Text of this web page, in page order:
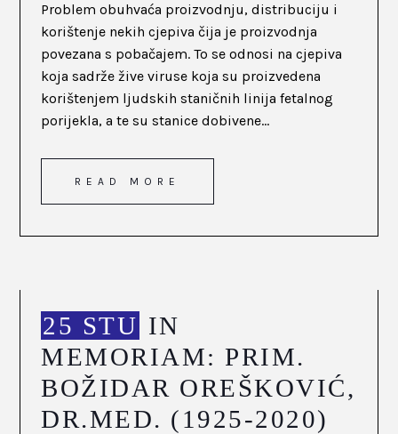
Problem obuhvaća proizvodnju, distribuciju i
korištenje nekih cjepiva čija je proizvodnja
povezana s pobačajem. To se odnosi na cjepiva
koja sadrže žive viruse koja su proizvedena
korištenjem ljudskih staničnih linija fetalnog
porijekla, a te su stanice dobivene...
READ MORE
25 STU IN
MEMORIAM: PRIM.
BOŽIDAR OREŠKOVIĆ,
DR.MED. (1925-2020)